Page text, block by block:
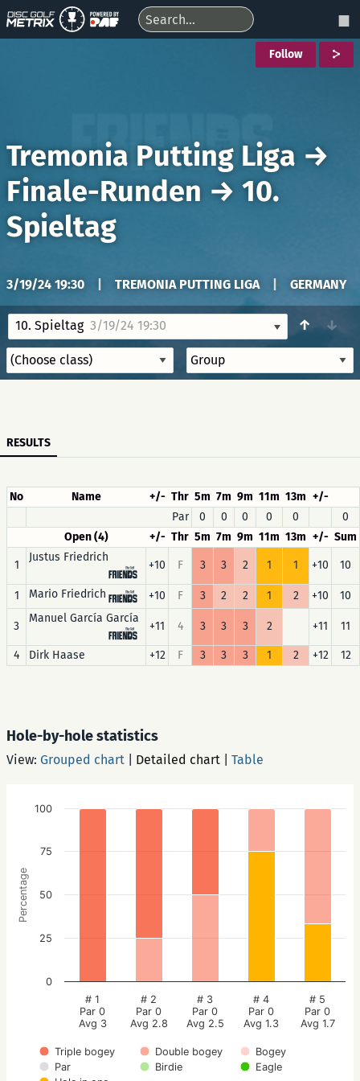
Follow
Tremonia Putting Liga →
Finale-Runden → 10.
Spieltag
3/19/24 19:30 TREMONIA PUTTING LIGA GERMANY
10. Spieltag3/19/24 19:30 ↑ ↓
RESULTS
No Name +/- Thr 5m 7m 9m 11m 13m +/-
Par
0 0 0 0 0
0
Open (4)
+/- Thr 5m 7m 9m 11m 13m +/- Sum
1
Justus Friedrich
+10 F 3 3 2 1 1 +10 10
1 Mario Friedrich +10 F 3 2 2 1 2 +10 10
3
Manuel García García
+11 4 3 3 3 2 +11 11
4 Dirk Haase +12 F 3 3 3 1 2 +12 12
Hole-by-hole statistics
View: Grouped chart Detailed chart Table
Percentage
Triple bogey Double bogey
Bogey
Par
Birdie
Eagle
# 1
Par 0
Avg 3
# 2
Par 0
Avg 2.8
# 3
Par 0
Avg 2.5
# 4
Par 0
Avg 1.3
# 5
Par 0
Avg 1.7
0
25
50
75
100